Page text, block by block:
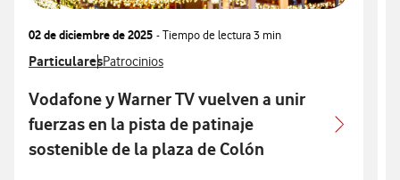
02 de diciembre de 2025 - Tiempo de lectura3 min
Ver más notas de prensa relacionados con
ParticularesVer más notas de prensa relacionados con
Patrocinios
Vodafone y Warner TV vuelven a unir
fuerzas en la pista de patinaje
sostenible de la plaza de Colón